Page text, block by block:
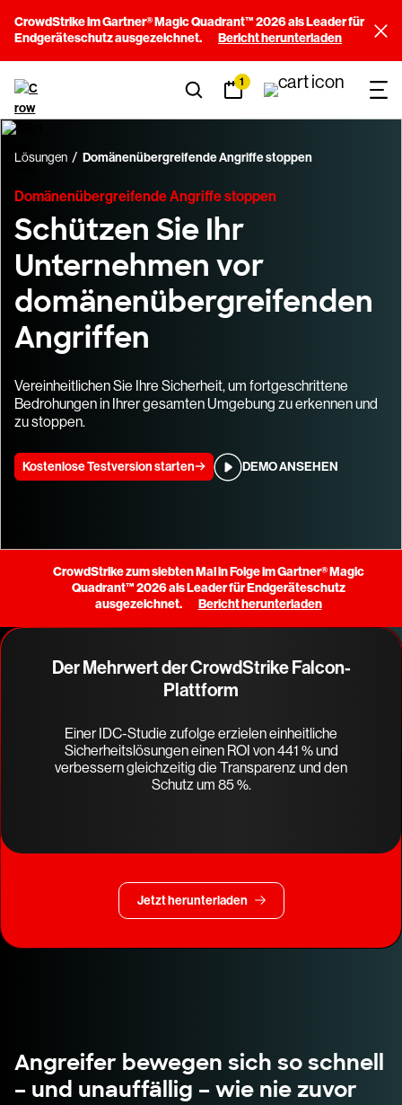
CrowdStrike im Gartner® Magic Quadrant™ 2026 als Leader für
Endgeräteschutz ausgezeichnet.
Bericht herunterladen
1
Lösungen Domänenübergreifende Angriffe stoppen
Domänenübergreifende Angriffe stoppen
Schützen Sie Ihr
Unternehmen vor
domänenübergreifenden
Angriffen
Vereinheitlichen Sie Ihre Sicherheit, um fortgeschrittene
Bedrohungen in Ihrer gesamten Umgebung zu erkennen und
zu stoppen.
Kostenlose Testversion starten DEMO ANSEHEN
CrowdStrike zum siebten Mal in Folge im Gartner® Magic
Quadrant™ 2026 als Leader für Endgeräteschutz
ausgezeichnet.
Bericht herunterladen
Der Mehrwert der CrowdStrike Falcon-
Plattform
Einer IDC-Studie zufolge erzielen einheitliche
Sicherheitslösungen einen ROI von 441 % und
verbessern gleichzeitig die Transparenz und den
Schutz um 85 %.
Jetzt herunterladen
Angreifer bewegen sich so schnell
– und unauffällig – wie nie zuvor